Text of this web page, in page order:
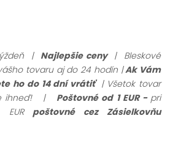
|Najlepšie ceny | Bleskové
tovaru aj do 24 hodín |Ak Vám
ho do 14 dní vrátiť | Všetok tovar
ihneď!
| Poštovné od 1 EUR - pri
poštovné cez Zásielkovňu